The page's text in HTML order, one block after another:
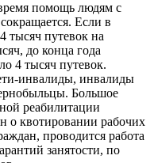
помощь людям с
Если в
тысяч путевок на
до конца года
4 тысяч путевок.
инвалиды, инвалиды
Большое
реабилитации
о квотировании рабочих
проводится работа
занятости, по